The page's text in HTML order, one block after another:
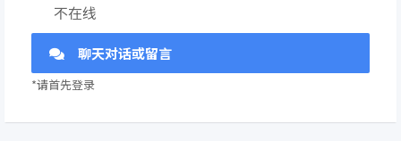
不在线
聊天对话或留言
*请首先登录